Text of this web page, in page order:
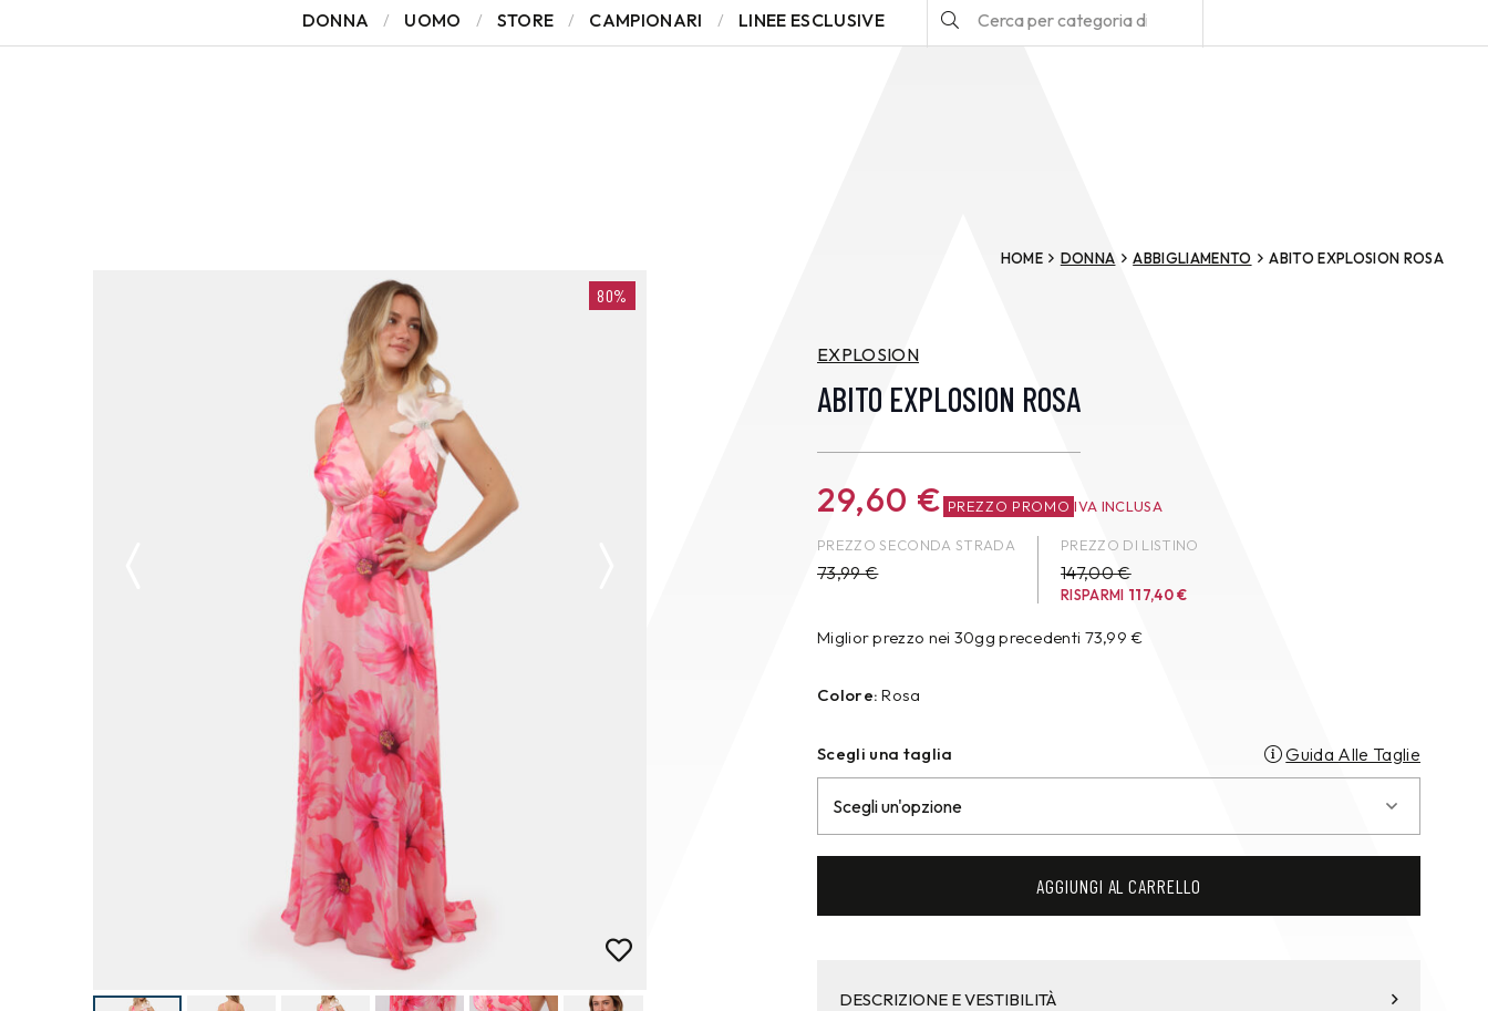
DONNA UOMO STORE CAMPIONARI LINEE ESCLUSIVE
HOME DONNA ABBIGLIAMENTO ABITO EXPLOSION ROSA
80%
EXPLOSION
ABITO EXPLOSION ROSA
29,60 € PREZZO PROMO IVA INCLUSA
PREZZO SECONDA STRADA
73,99€
PREZZO DI LISTINO
147,00 €
RISPARMI 117,40€
Miglior prezzo nei 30gg precedenti 73,99€
Colore: Rosa
Scegli una taglia Guida Alle Taglie
AGGIUNGI AL CARRELLO
DESCRIZIONE E VESTIBILITÀ